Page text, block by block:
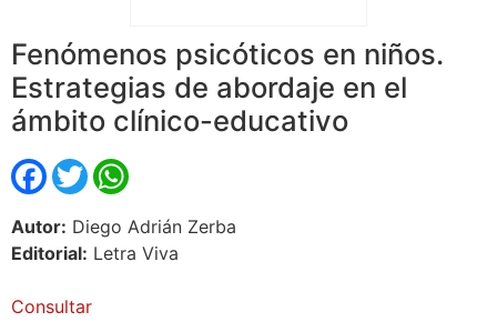
Fenómenos psicóticos en niños.
Estrategias de abordaje en el
ámbito clínico-educativo
Facebook
Twitter
Autor: Diego Adrián Zerba
Editorial: Letra Viva
Consultar